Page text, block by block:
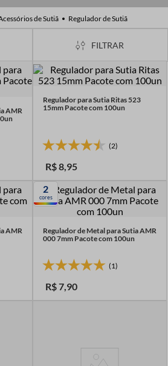
de Sutiã Regulador de Sutiã
FILTRAR
AMR
Regulador para Sutia Ritas 523
15mm Pacote com 100un
(2)
R$8,95
AMR
2
cores
Regulador de Metal para Sutia AMR
000 7mm Pacote com 100un
(1)
R$7,90